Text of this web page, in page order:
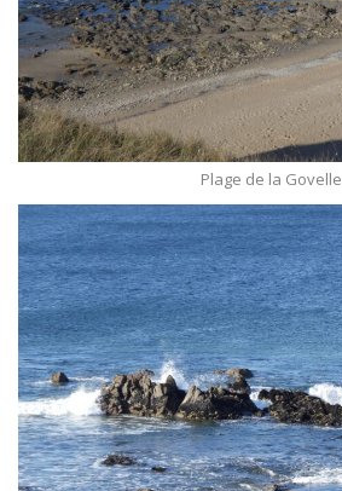
Plage de la Govelle